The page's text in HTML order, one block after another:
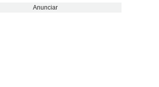
Anunciar